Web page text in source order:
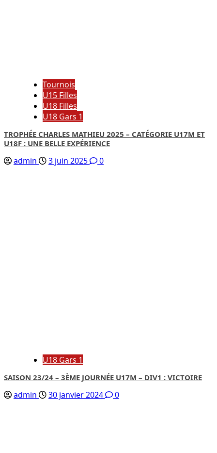
Tournois
U15 Filles
U18 Filles
U18 Gars 1
TROPHÉE CHARLES MATHIEU 2025 – CATÉGORIE U17M ET
U18F : UNE BELLE EXPÉRIENCE
admin 3 juin 2025 0
U18 Gars 1
SAISON 23/24 – 3ÈME JOURNÉE U17M – DIV1 : VICTOIRE
admin 30 janvier 2024 0